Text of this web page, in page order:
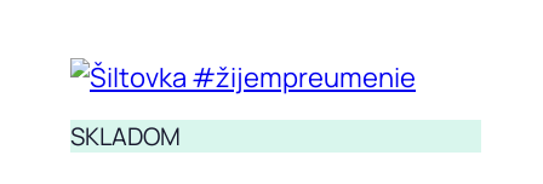
SKLADOM